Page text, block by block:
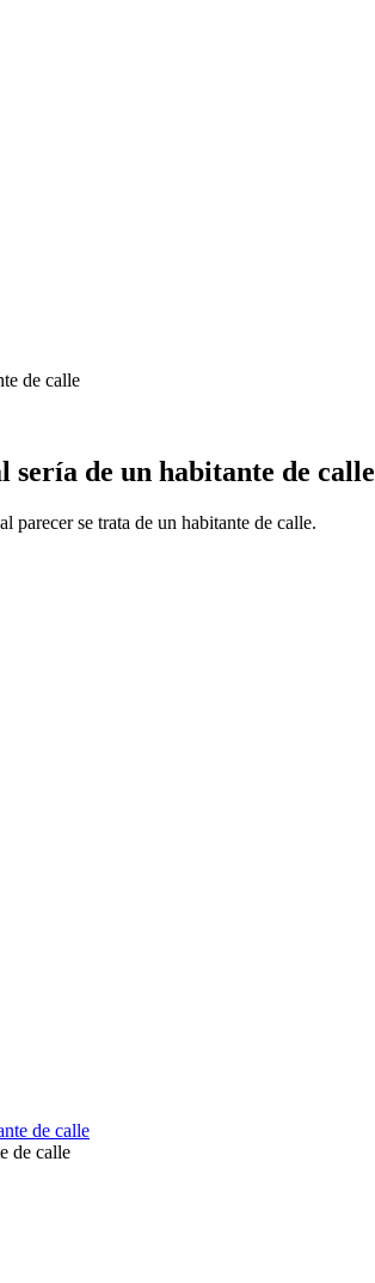
de calle
sería de un habitante de calle
parecer se trata de un habitante de calle.
de calle